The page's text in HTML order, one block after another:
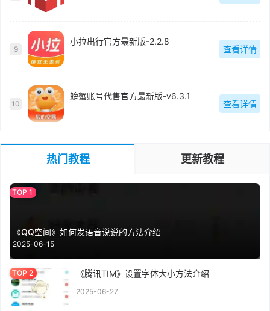
9
小拉出行官方最新版-2.2.8
查看详情
10
螃蟹账号代售官方最新版-v6.3.1
查看详情
热门教程 更新教程
《QQ空间》如何发语音说说的方法介绍
2025-06-15
《腾讯TIM》设置字体大小方法介绍
2025-06-27